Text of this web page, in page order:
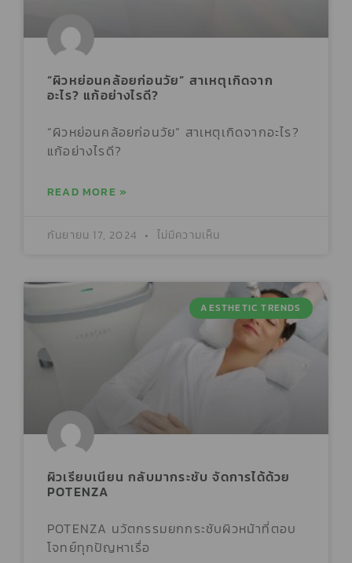
“ผิวหย่อนคล้อยก่อนวัย” สาเหตุเกิดจาก
อะไร? แก้อย่างไรดี?
“ผิวหย่อนคล้อยก่อนวัย” สาเหตุเกิดจากอะไร?
แก้อย่างไรดี?
READ MORE »
กันยายน 17, 2024 ไม่มีความเห็น
AESTHETIC TRENDS
ผิวเรียบเนียน กลับมากระชับ จัดการได้ด้วย
POTENZA
POTENZA นวัตกรรมยกกระชับผิวหน้าที่ตอบ
โจทย์ทุกปัญหาเรื่อ